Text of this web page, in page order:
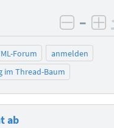
–
Forum
anmelden
im Thread-Baum
ab